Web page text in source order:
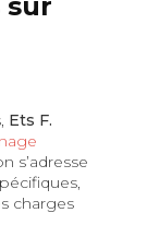
Ets F.
s’adresse
charges